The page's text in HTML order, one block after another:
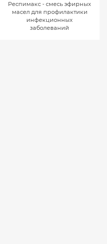
Респимакс - cмесь эфирных
масел для профилактики
инфекционных
заболеваний